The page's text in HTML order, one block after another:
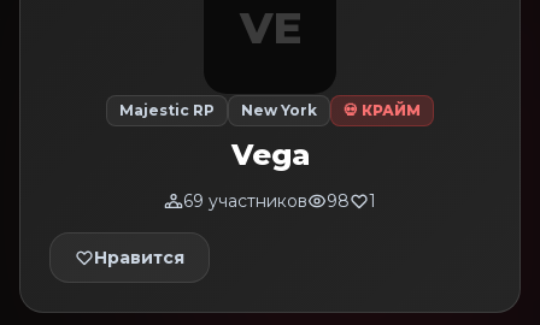
VE
Majestic RP New York 💀 КРАЙМ
Vega
69 участников 98 1
Нравится